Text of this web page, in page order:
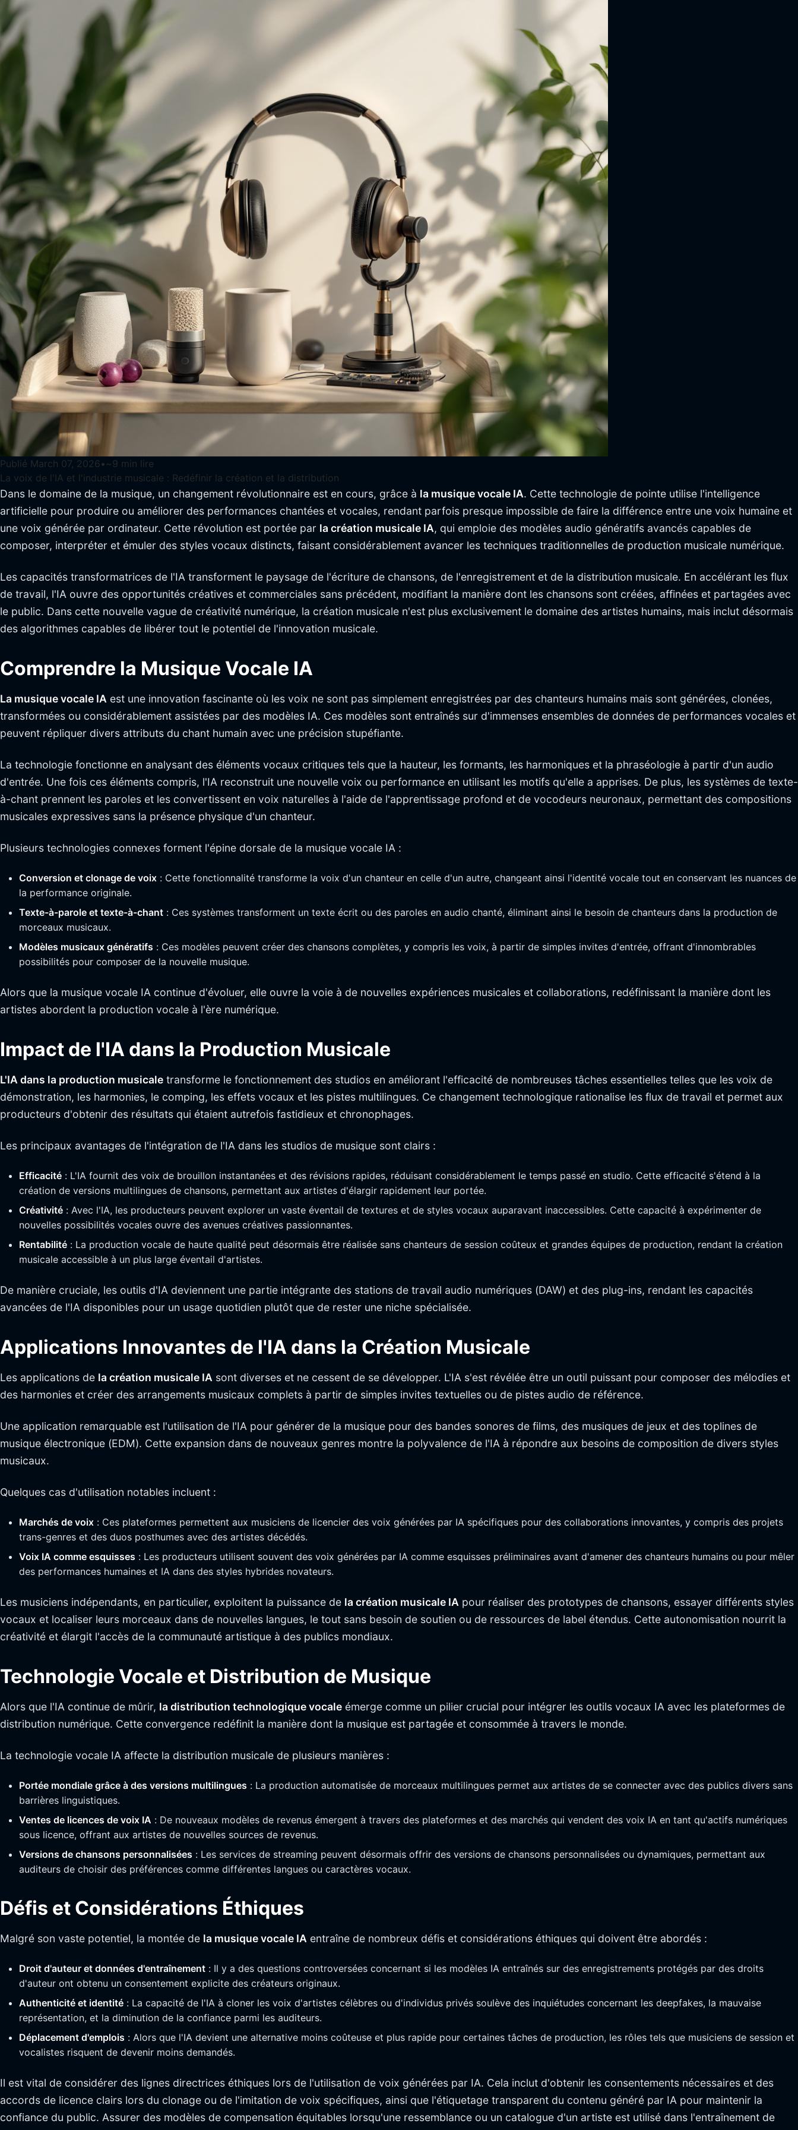
Publié March 07, 2026• ~9 min lire
La voix de l'IA et l'industrie musicale : Redéfinir la création et la distribution
Dans le domaine de la musique, un changement révolutionnaire est en cours, grâce à la musique vocale IA. Cette technologie de pointe utilise l'intelligence
artificielle pour produire ou améliorer des performances chantées et vocales, rendant parfois presque impossible de faire la différence entre une voix humaine et
une voix générée par ordinateur. Cette révolution est portée par la création musicale IA, qui emploie des modèles audio génératifs avancés capables de
composer, interpréter et émuler des styles vocaux distincts, faisant considérablement avancer les techniques traditionnelles de production musicale numérique.
Les capacités transformatrices de l'IA transforment le paysage de l'écriture de chansons, de l'enregistrement et de la distribution musicale. En accélérant les flux
de travail, l'IA ouvre des opportunités créatives et commerciales sans précédent, modifiant la manière dont les chansons sont créées, affinées et partagées avec
le public. Dans cette nouvelle vague de créativité numérique, la création musicale n'est plus exclusivement le domaine des artistes humains, mais inclut désormais
des algorithmes capables de libérer tout le potentiel de l'innovation musicale.
Comprendre la Musique Vocale IA
La musique vocale IA est une innovation fascinante où les voix ne sont pas simplement enregistrées par des chanteurs humains mais sont générées, clonées,
transformées ou considérablement assistées par des modèles IA. Ces modèles sont entraînés sur d'immenses ensembles de données de performances vocales et
peuvent répliquer divers attributs du chant humain avec une précision stupéfiante.
La technologie fonctionne en analysant des éléments vocaux critiques tels que la hauteur, les formants, les harmoniques et la phraséologie à partir d'un audio
d'entrée. Une fois ces éléments compris, l'IA reconstruit une nouvelle voix ou performance en utilisant les motifs qu'elle a apprises. De plus, les systèmes de texte-
à-chant prennent les paroles et les convertissent en voix naturelles à l'aide de l'apprentissage profond et de vocodeurs neuronaux, permettant des compositions
musicales expressives sans la présence physique d'un chanteur.
Plusieurs technologies connexes forment l'épine dorsale de la musique vocale IA :
Conversion et clonage de voix : Cette fonctionnalité transforme la voix d'un chanteur en celle d'un autre, changeant ainsi l'identité vocale tout en conservant les nuances de
la performance originale.
Texte-à-parole et texte-à-chant : Ces systèmes transforment un texte écrit ou des paroles en audio chanté, éliminant ainsi le besoin de chanteurs dans la production de
morceaux musicaux.
Modèles musicaux génératifs : Ces modèles peuvent créer des chansons complètes, y compris les voix, à partir de simples invites d'entrée, offrant d'innombrables
possibilités pour composer de la nouvelle musique.
Alors que la musique vocale IA continue d'évoluer, elle ouvre la voie à de nouvelles expériences musicales et collaborations, redéfinissant la manière dont les
artistes abordent la production vocale à l'ère numérique.
Impact de l'IA dans la Production Musicale
L'IA dans la production musicale transforme le fonctionnement des studios en améliorant l'efficacité de nombreuses tâches essentielles telles que les voix de
démonstration, les harmonies, le comping, les effets vocaux et les pistes multilingues. Ce changement technologique rationalise les flux de travail et permet aux
producteurs d'obtenir des résultats qui étaient autrefois fastidieux et chronophages.
Les principaux avantages de l'intégration de l'IA dans les studios de musique sont clairs :
Efficacité : L'IA fournit des voix de brouillon instantanées et des révisions rapides, réduisant considérablement le temps passé en studio. Cette efficacité s'étend à la
création de versions multilingues de chansons, permettant aux artistes d'élargir rapidement leur portée.
Créativité : Avec l'IA, les producteurs peuvent explorer un vaste éventail de textures et de styles vocaux auparavant inaccessibles. Cette capacité à expérimenter de
nouvelles possibilités vocales ouvre des avenues créatives passionnantes.
Rentabilité : La production vocale de haute qualité peut désormais être réalisée sans chanteurs de session coûteux et grandes équipes de production, rendant la création
musicale accessible à un plus large éventail d'artistes.
De manière cruciale, les outils d'IA deviennent une partie intégrante des stations de travail audio numériques (DAW) et des plug-ins, rendant les capacités
avancées de l'IA disponibles pour un usage quotidien plutôt que de rester une niche spécialisée.
Applications Innovantes de l'IA dans la Création Musicale
Les applications de la création musicale IA sont diverses et ne cessent de se développer. L'IA s'est révélée être un outil puissant pour composer des mélodies et
des harmonies et créer des arrangements musicaux complets à partir de simples invites textuelles ou de pistes audio de référence.
Une application remarquable est l'utilisation de l'IA pour générer de la musique pour des bandes sonores de films, des musiques de jeux et des toplines de
musique électronique (EDM). Cette expansion dans de nouveaux genres montre la polyvalence de l'IA à répondre aux besoins de composition de divers styles
musicaux.
Quelques cas d'utilisation notables incluent :
Marchés de voix : Ces plateformes permettent aux musiciens de licencier des voix générées par IA spécifiques pour des collaborations innovantes, y compris des projets
trans-genres et des duos posthumes avec des artistes décédés.
Voix IA comme esquisses : Les producteurs utilisent souvent des voix générées par IA comme esquisses préliminaires avant d'amener des chanteurs humains ou pour mêler
des performances humaines et IA dans des styles hybrides novateurs.
Les musiciens indépendants, en particulier, exploitent la puissance de la création musicale IA pour réaliser des prototypes de chansons, essayer différents styles
vocaux et localiser leurs morceaux dans de nouvelles langues, le tout sans besoin de soutien ou de ressources de label étendus. Cette autonomisation nourrit la
créativité et élargit l'accès de la communauté artistique à des publics mondiaux.
Technologie Vocale et Distribution de Musique
Alors que l'IA continue de mûrir, la distribution technologique vocale émerge comme un pilier crucial pour intégrer les outils vocaux IA avec les plateformes de
distribution numérique. Cette convergence redéfinit la manière dont la musique est partagée et consommée à travers le monde.
La technologie vocale IA affecte la distribution musicale de plusieurs manières :
Portée mondiale grâce à des versions multilingues : La production automatisée de morceaux multilingues permet aux artistes de se connecter avec des publics divers sans
barrières linguistiques.
Ventes de licences de voix IA : De nouveaux modèles de revenus émergent à travers des plateformes et des marchés qui vendent des voix IA en tant qu'actifs numériques
sous licence, offrant aux artistes de nouvelles sources de revenus.
Versions de chansons personnalisées : Les services de streaming peuvent désormais offrir des versions de chansons personnalisées ou dynamiques, permettant aux
auditeurs de choisir des préférences comme différentes langues ou caractères vocaux.
Défis et Considérations Éthiques
Malgré son vaste potentiel, la montée de la musique vocale IA entraîne de nombreux défis et considérations éthiques qui doivent être abordés :
Droit d'auteur et données d'entraînement : Il y a des questions controversées concernant si les modèles IA entraînés sur des enregistrements protégés par des droits
d'auteur ont obtenu un consentement explicite des créateurs originaux.
Authenticité et identité : La capacité de l'IA à cloner les voix d'artistes célèbres ou d'individus privés soulève des inquiétudes concernant les deepfakes, la mauvaise
représentation, et la diminution de la confiance parmi les auditeurs.
Déplacement d'emplois : Alors que l'IA devient une alternative moins coûteuse et plus rapide pour certaines tâches de production, les rôles tels que musiciens de session et
vocalistes risquent de devenir moins demandés.
Il est vital de considérer des lignes directrices éthiques lors de l'utilisation de voix générées par IA. Cela inclut d'obtenir les consentements nécessaires et des
accords de licence clairs lors du clonage ou de l'imitation de voix spécifiques, ainsi que l'étiquetage transparent du contenu généré par IA pour maintenir la
confiance du public. Assurer des modèles de compensation équitables lorsqu'une ressemblance ou un catalogue d'un artiste est utilisé dans l'entraînement de